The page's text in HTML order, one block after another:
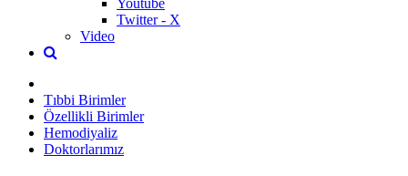
Twitter - X
Video
Tıbbi Birimler
Özellikli Birimler
Hemodiyaliz
Doktorlarımız